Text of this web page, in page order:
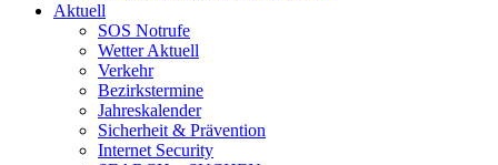
Aktuell
SOS Notrufe
Wetter Aktuell
Verkehr
Bezirkstermine
Jahreskalender
Sicherheit & Prävention
Internet Security